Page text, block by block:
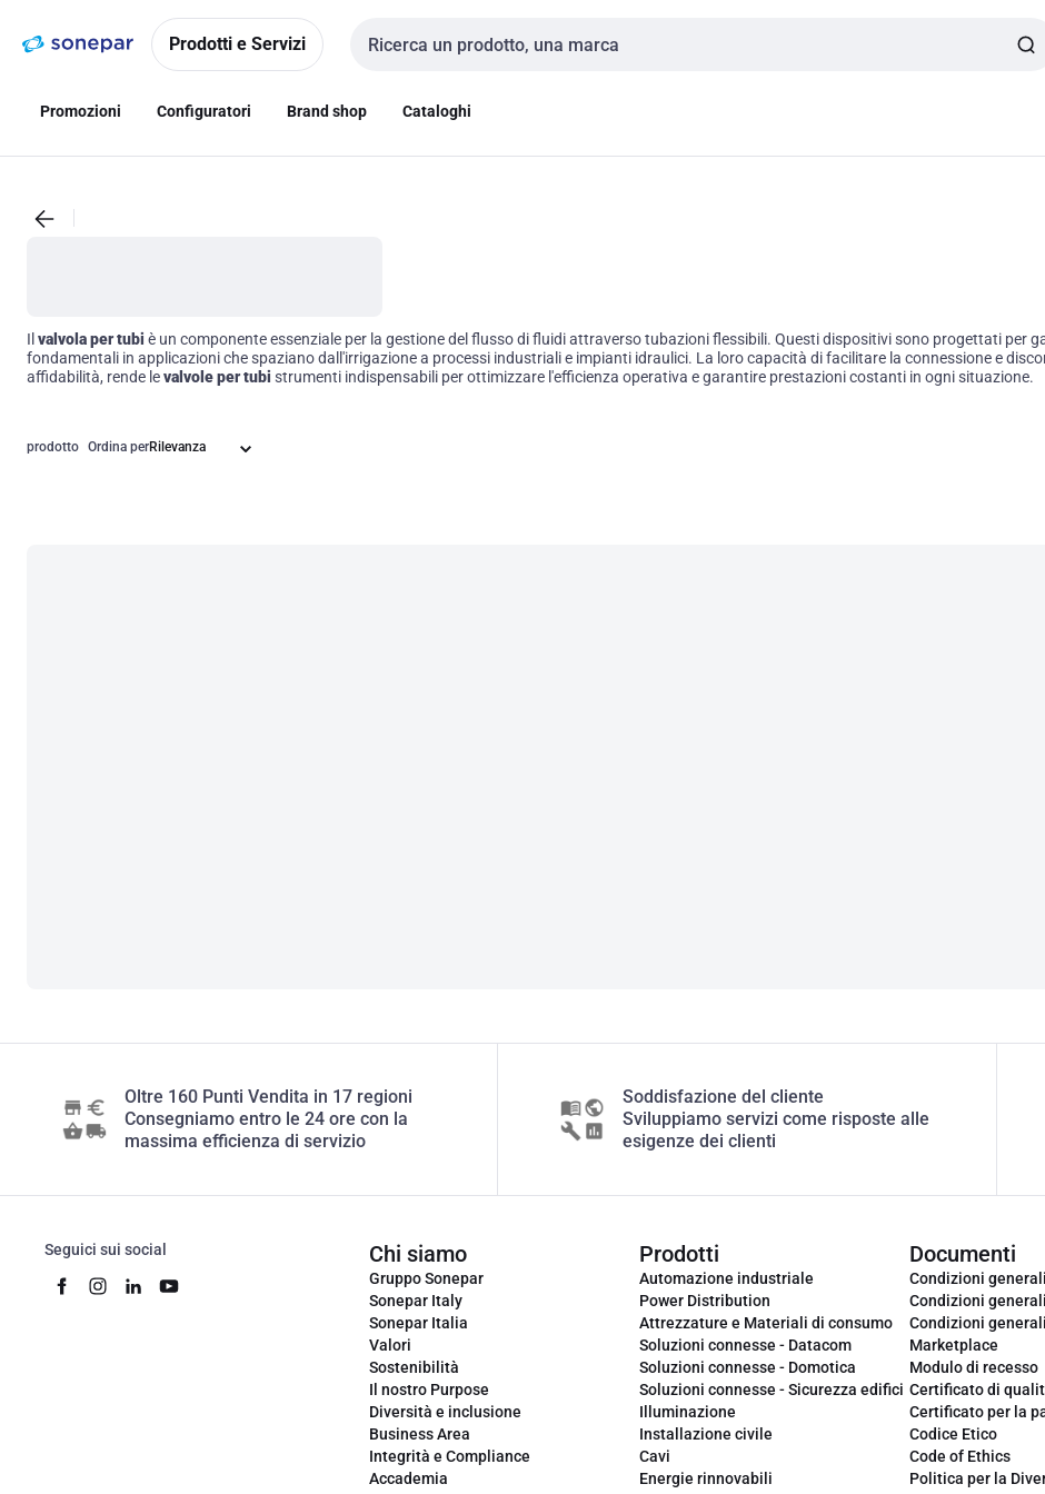
navigazionealla
Prodotti e Servizi
Cerca input
Promozioni Configuratori Brand shop Cataloghi
Il valvola per tubi è un componente essenziale per la gestione del flusso di fluidi attraverso tubazioni flessibili. Questi dispositivi sono progettati per
fondamentali in applicazioni che spaziano dall'irrigazione a processi industriali e impianti idraulici. La loro capacità di facilitare la connessione e
affidabilità, rende levalvole per tubi strumenti indispensabili per ottimizzare l'efficienza operativa e garantire prestazioni costanti in ogni situazione.
prodotto Ordina per
Oltre 160 Punti Vendita in 17 regioni
Consegniamo entro le 24 ore con la
massima efficienza di servizio
Soddisfazione del cliente
Sviluppiamo servizi come risposte alle
esigenze dei clienti
Seguici sui social Chi siamo
Gruppo Sonepar
Sonepar Italy
Sonepar Italia
Valori
Sostenibilità
Il nostro Purpose
Diversità e inclusione
Business Area
Integrità e Compliance
Accademia
Prodotti
Automazione industriale
Power Distribution
Attrezzature e Materiali di consumo
Soluzioni connesse - Datacom
Soluzioni connesse - Domotica
Soluzioni connesse - Sicurezza edifici
Illuminazione
Installazione civile
Cavi
Energie rinnovabili
Documenti
Condizioni
Condizioni
Condizioni
Marketplace
Modulo di recesso
Certificato di
Certificato per la
Codice Etico
Code of Ethics
Politica per la